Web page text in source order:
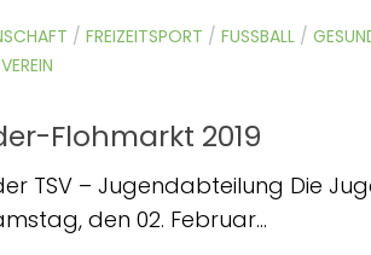
/ FREIZEITSPORT / FUSSBALL /
VEREIN
Flohmarkt 2019
TSV – Jugendabteilung Die
den 02. Februar...